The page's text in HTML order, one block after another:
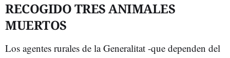
RECOGIDO TRES ANIMALES
MUERTOS
Los agentes rurales de la Generalitat -que dependen del